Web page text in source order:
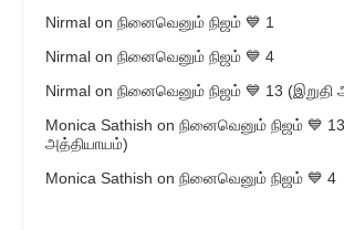
Nirmal on நினைவெனும் நிஜம் 💙 1
Nirmal on நினைவெனும் நிஜம் 💙 4
Nirmal on நினைவெனும் நிஜம் 💙 13 (இறுதி
Monica Sathish on நினைவெனும் நிஜம் 💙 13
அத்தியாயம்)
Monica Sathish on நினைவெனும் நிஜம் 💙 4